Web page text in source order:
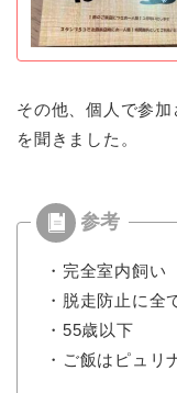
その他、個人で参
を聞きました。
・完全室内飼い
・脱走防止に全
・55歳以下
・ご飯はピュリ